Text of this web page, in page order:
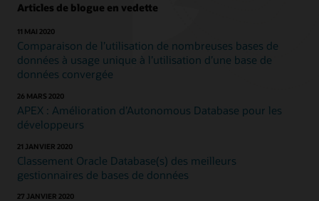
Articles de blogue en vedette
11 MAI 2020
Comparaison de l’utilisation de nombreuses bases de
données à usage unique à l’utilisation d’une base de
données convergée
26 MARS 2020
APEX : Amélioration d’Autonomous Database pour les
développeurs
21 JANVIER 2020
Classement Oracle Database(s) des meilleurs
gestionnaires de bases de données
27 JANVIER 2020